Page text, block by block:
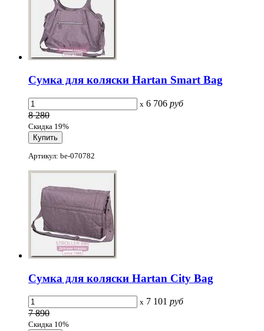
Сумка для коляски Hartan Smart Bag
x 6 706 руб
8 280
Скидка 19%
Артикул: be-070782
Сумка для коляски Hartan City Bag
x 7 101 руб
7 890
Скидка 10%